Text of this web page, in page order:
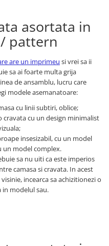
asortata in
pattern
are un imprimeu si vrei sa ii
sa ai foarte multa grija
de ansamblu, lucru care
modele asemanatoare:
cu linii subtiri, oblice;
cravata cu un design minimalist
insesizabil, cu un model
un model complex.
sa nu uiti ca este imperios
camasa si cravata. In acest
incearca sa achizitionezi o
in modelul sau.